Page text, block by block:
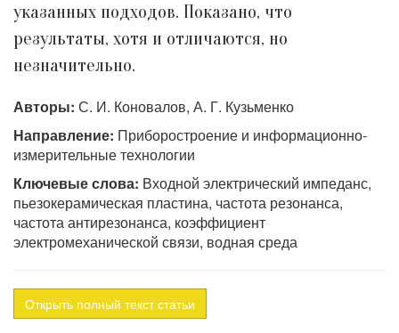
указанных подходов. Показано, что
результаты, хотя и отличаются, но
незначительно.
Авторы: С. И. Коновалов, А. Г. Кузьменко
Направление: Приборостроение и информационно-
измерительные технологии
Ключевые слова: Входной электрический импеданс,
пьезокерамическая пластина, частота резонанса,
частота антирезонанса, коэффициент
электромеханической связи, водная среда
Открыть полный текст статьи